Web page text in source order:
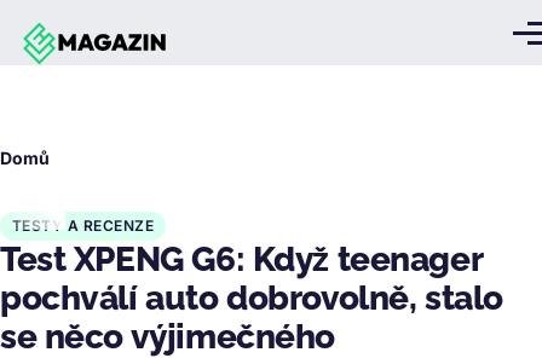
Přejít k hlavnímu obsahu
Domů
TESTY A RECENZE
Test XPENG G6: Když teenager
pochválí auto dobrovolně, stalo
se něco výjimečného